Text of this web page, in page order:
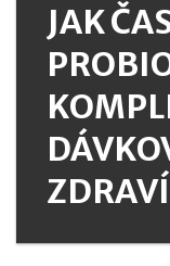
JAK